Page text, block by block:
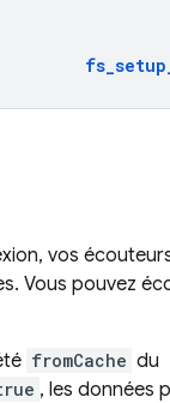
vos
Vous pouvez
fromCache du
, les données